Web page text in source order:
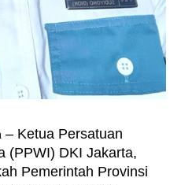
– Ketua Persatuan
(PPWI) DKI Jakarta,
Pemerintah Provinsi